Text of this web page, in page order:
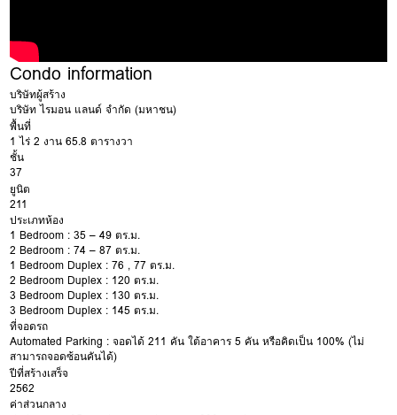
Condo information
บริษัทผู้สร้าง
บริษัท ไรมอน แลนด์ จำกัด (มหาชน)
พื้นที่
1 ไร่ 2 งาน 65.8 ตารางวา
ชั้น
37
ยูนิต
211
ประเภทห้อง
1 Bedroom : 35 – 49 ตร.ม.
2 Bedroom : 74 – 87 ตร.ม.
1 Bedroom Duplex : 76 , 77 ตร.ม.
2 Bedroom Duplex : 120 ตร.ม.
3 Bedroom Duplex : 130 ตร.ม.
3 Bedroom Duplex : 145 ตร.ม.
ที่จอดรถ
Automated Parking : จอดได้ 211 คัน ใต้อาคาร 5 คัน หรือคิดเป็น 100% (ไม่
สามารถจอดซ้อนคันได้)
ปีที่สร้างเสร็จ
2562
ค่าส่วนกลาง